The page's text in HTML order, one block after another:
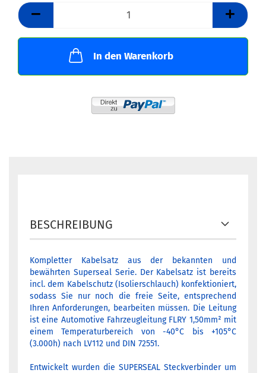
In den Warenkorb
BESCHREIBUNG
Kompletter Kabelsatz aus der bekannten und
bewährten Superseal Serie. Der Kabelsatz ist bereits
incl. dem Kabelschutz (Isolierschlauch) konfektioniert,
sodass Sie nur noch die freie Seite, entsprechend
Ihren Anforderungen, bearbeiten müssen. Die Leitung
ist eine Automotive Fahrzeugleitung FLRY 1,50mm² mit
einem Temperaturbereich von -40°C bis +105°C
(3.000h) nach LV112 und DIN 72551.
Entwickelt wurden die SUPERSEAL Steckverbinder um